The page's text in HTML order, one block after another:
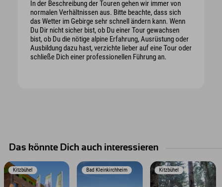
In der Beschreibung der Touren gehen wir immer von
normalen Verhältnissen aus. Bitte beachte, dass sich
das Wetter im Gebirge sehr schnell ändern kann. Wenn
Du Dir nicht sicher bist, ob Du einer Tour gewachsen
bist, ob Du die nötige alpine Erfahrung, Ausrüstung oder
Ausbildung dazu hast, verzichte lieber auf eine Tour oder
schließe Dich einer professionellen Führung an.
Das könnte Dich auch interessieren
Kitzbühel Bad Kleinkirchheim Kitzbühel